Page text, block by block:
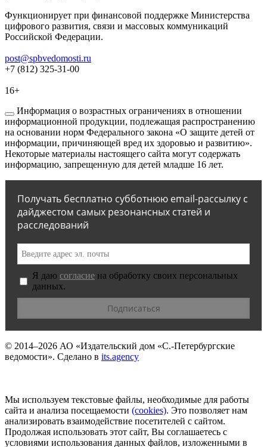
Функционирует при финансовой поддержке Министерства
цифрового развития, связи и массовых коммуникаций
Российской Федерации.
post@spbvedomosti.ru
+7 (812) 325-31-00
16+
Информация о возрастных ограничениях в отношении
информационной продукции, подлежащая распространению
на основании норм Федерального закона «О защите детей от
информации, причиняющей вред их здоровью и развитию».
Некоторые материалы настоящего сайта могут содержать
информацию, запрещенную для детей младше 16 лет.
Получать бесплатно субботнюю email-рассылку с
дайджестом самых резонансных статей и
расследований
Я даю согласие на обработку своих персональных
данных.
© 2014–2026 АО «Издательский дом «С.-Петербургские
ведомости». Сделано в its.agency
Мы используем текстовые файлы, необходимые для работы
сайта и анализа посещаемости (сookies). Это позволяет нам
анализировать взаимодействие посетителей с сайтом.
Продолжая использовать этот сайт, Вы соглашаетесь с
условиями использования данных файлов, изложенными в